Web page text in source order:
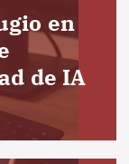
en
de IA